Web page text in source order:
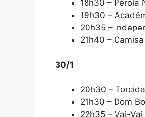
18h30 – Pérola
19h30 –
20h35 –
21h40 – Camisa
30/1
20h30 –
21h30 – Dom
22h35 – Vai-Vai